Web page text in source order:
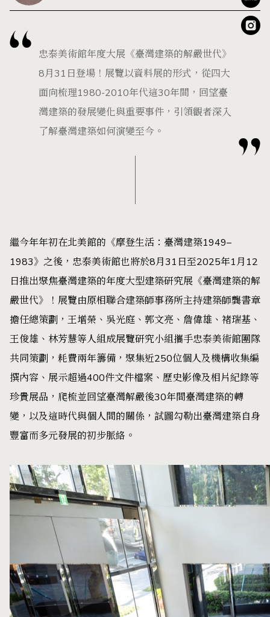
忠泰美術館年度大展《臺灣建築的解嚴世代》
8月31日登場！展覽以資料展的形式，從四大
面向梳理1980-2010年代這30年間，回望臺
灣建築的發展變化與重要事件，引領觀者深入
了解臺灣建築如何演變至今。
繼今年年初在北美館的《摩登生活：臺灣建築1949–
1983》之後，忠泰美術館也將於8月31日至2025年1月12
日推出聚焦臺灣建築的年度大型建築研究展《臺灣建築的解
嚴世代》！展覽由原相聯合建築師事務所主持建築師龔書章
擔任總策劃，王增榮、吳光庭、郭文亮、詹偉雄、褚瑞基、
王俊雄、林芳慧等人組成展覽研究小組攜手忠泰美術館團隊
共同策劃，耗費兩年籌備，聚集近250位個人及機構收集編
撰內容、展示超過400件文件檔案、歷史影像及相片紀錄等
珍貴展品，爬梳並回望臺灣解嚴後30年間臺灣建築的轉
變，以及這時代與個人間的關係，試圖勾勒出臺灣建築自身
豐富而多元發展的初步脈絡。